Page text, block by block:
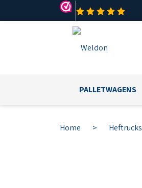
PALLETWAGENS
Home > Heftrucks